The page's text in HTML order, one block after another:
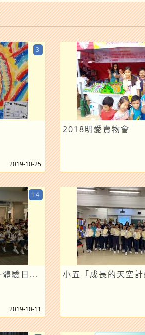
3
2019-10-25
2018明愛賣物會
驗日...
14
2019-10-11
小五「成長的天空